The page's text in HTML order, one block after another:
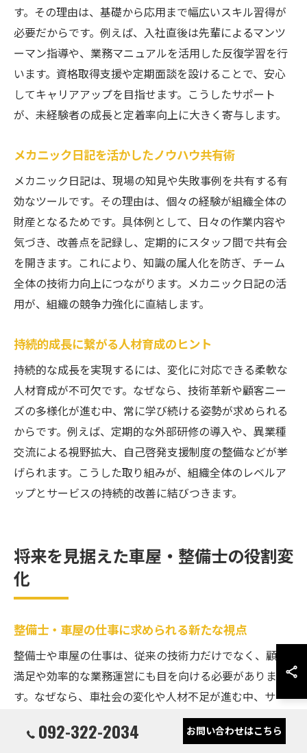
す。その理由は、基礎から応用まで幅広いスキル習得が
必要だからです。例えば、入社直後は先輩によるマンツ
ーマン指導や、業務マニュアルを活用した反復学習を行
います。資格取得支援や定期面談を設けることで、安心
してキャリアアップを目指せます。こうしたサポート
が、未経験者の成長と定着率向上に大きく寄与します。
メカニック日記を活かしたノウハウ共有術
メカニック日記は、現場の知見や失敗事例を共有する有
効なツールです。その理由は、個々の経験が組織全体の
財産となるためです。具体例として、日々の作業内容や
気づき、改善点を記録し、定期的にスタッフ間で共有会
を開きます。これにより、知識の属人化を防ぎ、チーム
全体の技術力向上につながります。メカニック日記の活
用が、組織の競争力強化に直結します。
持続的成長に繋がる人材育成のヒント
持続的な成長を実現するには、変化に対応できる柔軟な
人材育成が不可欠です。なぜなら、技術革新や顧客ニー
ズの多様化が進む中、常に学び続ける姿勢が求められる
からです。例えば、定期的な外部研修の導入や、異業種
交流による視野拡大、自己啓発支援制度の整備などが挙
げられます。こうした取り組みが、組織全体のレベルア
ップとサービスの持続的改善に結びつきます。
将来を見据えた車屋・整備士の役割変
化
整備士・車屋の仕事に求められる新たな視点
整備士や車屋の仕事は、従来の技術力だけでなく、顧客
満足や効率的な業務運営にも目を向ける必要がありま
す。なぜなら、車社会の変化や人材不足が進む中、サー
ビスの質が企業の成長を左右する時代だからです。例え
ば、顧客対応力を磨く研修の導入や、現場でのコミュニ
092-322-2034 お問い合わせはこちら